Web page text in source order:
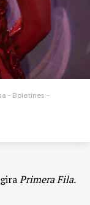
Boletines
Primera Fila.